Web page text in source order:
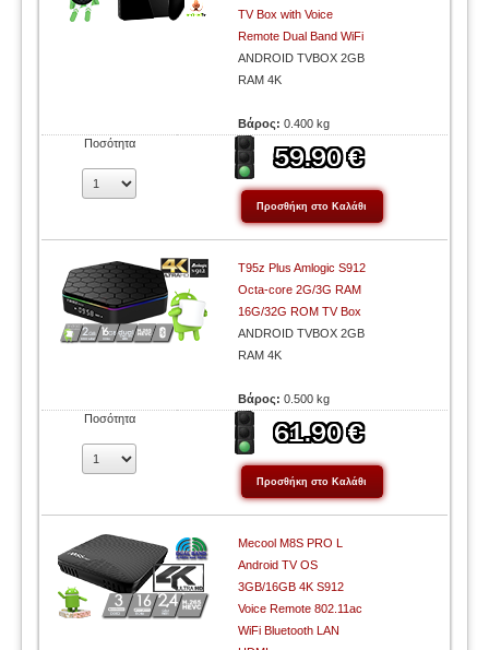
TV Box with Voice
Remote Dual Band WiFi
ANDROID TVBOX 2GB
RAM 4K
Βάρος:0.400 kg
Ποσότητα
T95z Plus Amlogic S912
Octa-core 2G/3G RAM
16G/32G ROM TV Box
ANDROID TVBOX 2GB
RAM 4K
Βάρος:0.500 kg
Ποσότητα
Mecool M8S PRO L
Android TV OS
3GB/16GB 4K S912
Voice Remote 802.11ac
WiFi Bluetooth LAN